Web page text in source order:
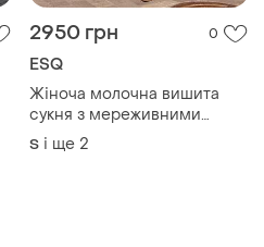
2950 грн 0
ESQ
Жіноча молочна вишита
сукня з мереживними
вставками та поясом
S і ще 2